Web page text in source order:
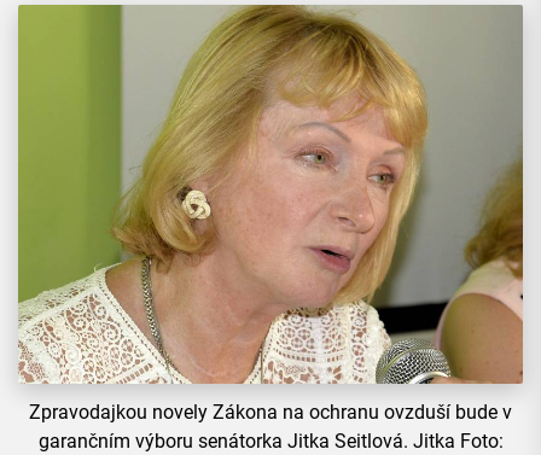
Zpravodajkou novely Zákona na ochranu ovzduší bude v
garančním výboru senátorka Jitka Seitlová. Jitka Foto: